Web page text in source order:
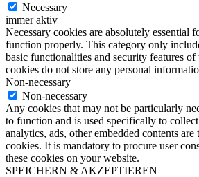
Necessary
immer aktiv
Necessary cookies are absolutely essential
function properly. This category only
basic functionalities and security features of
cookies do not store any personal
Non-necessary
Non-necessary
Any cookies that may not be particularly
to function and is used specifically to
analytics, ads, other embedded contents are
cookies. It is mandatory to procure user
these cookies on your website.
SPEICHERN & AKZEPTIEREN